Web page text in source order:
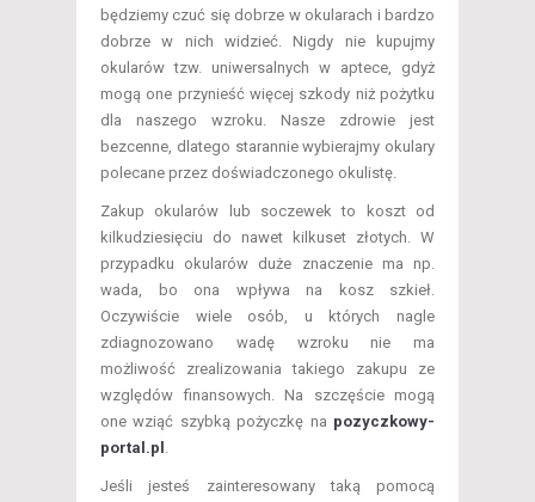
będziemy czuć się dobrze w okularach i bardzo
dobrze w nich widzieć. Nigdy nie kupujmy
okularów tzw. uniwersalnych w aptece, gdyż
mogą one przynieść więcej szkody niż pożytku
dla naszego wzroku. Nasze zdrowie jest
bezcenne, dlatego starannie wybierajmy okulary
polecane przez doświadczonego okulistę.
Zakup okularów lub soczewek to koszt od
kilkudziesięciu do nawet kilkuset złotych. W
przypadku okularów duże znaczenie ma np.
wada, bo ona wpływa na kosz szkieł.
Oczywiście wiele osób, u których nagle
zdiagnozowano wadę wzroku nie ma
możliwość zrealizowania takiego zakupu ze
względów finansowych. Na szczęście mogą
one wziąć szybką pożyczkę na pozyczkowy-
portal.pl .
Jeśli jesteś zainteresowany taką pomocą